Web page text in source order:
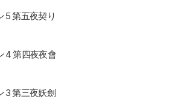
RPFレッドドラゴン 5 第五夜契り
RPFレッドドラゴン 4 第四夜夜會
RPFレッドドラゴン 3 第三夜妖劍